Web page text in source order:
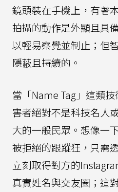
鏡頭裝在手機上，有著
拍攝的動作是外顯且具
以輕易察覺並制止；但
隱蔽且持續的。
當「Name Tag」這類
害者絕對不是科技名人
大的一般民眾。想像一
被拒絕的跟蹤狂，只需
立刻取得對方的
真實姓名與交友圈；這